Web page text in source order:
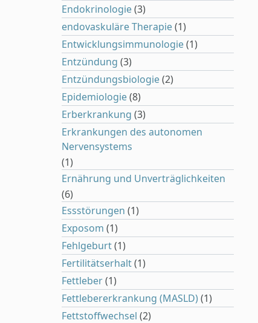
Endokrinologie(3)
endovaskuläre Therapie(1)
Entwicklungsimmunologie(1)
Entzündung (3)
Entzündungsbiologie(2)
Epidemiologie(8)
Erberkrankung (3)
Erkrankungen des autonomen
Nervensystems
(1)
Ernährung und Unverträglichkeiten
(6)
Essstörungen (1)
Exposom (1)
Fehlgeburt(1)
Fertilitätserhalt(1)
Fettleber(1)
Fettlebererkrankung (MASLD)(1)
Fettstoffwechsel (2)